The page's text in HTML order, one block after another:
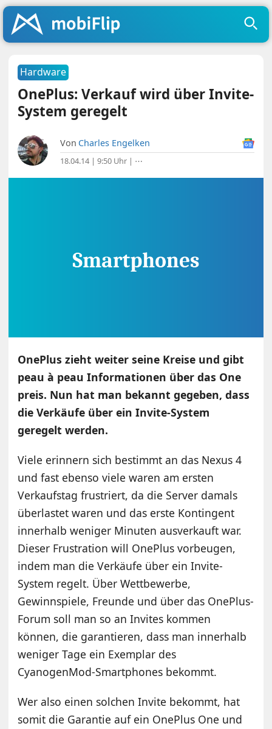
Hardware
OnePlus: Verkauf wird über Invite-
System geregelt
Von Charles Engelken
18.04.14 | 9:50 Uhr | ⋯
OnePlus zieht weiter seine Kreise und gibt
peau à peau Informationen über das One
preis. Nun hat man bekannt gegeben, dass
die Verkäufe über ein Invite-System
geregelt werden.
Viele erinnern sich bestimmt an das Nexus 4
und fast ebenso viele waren am ersten
Verkaufstag frustriert, da die Server damals
überlastet waren und das erste Kontingent
innerhalb weniger Minuten ausverkauft war.
Dieser Frustration will OnePlus vorbeugen,
indem man die Verkäufe über ein Invite-
System regelt. Über Wettbewerbe,
Gewinnspiele, Freunde und über das OnePlus-
Forum soll man so an Invites kommen
können, die garantieren, dass man innerhalb
weniger Tage ein Exemplar des
CyanogenMod-Smartphones bekommt.
Wer also einen solchen Invite bekommt, hat
somit die Garantie auf ein OnePlus One und